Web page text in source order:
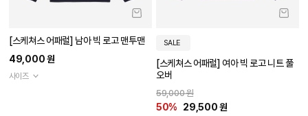
[스케쳐스 어패럴] 남아 빅 로고 맨투맨
49,000 원
사이즈
SALE
[스케쳐스 어패럴] 여아 빅 로고 니트 풀
오버
59,000 원
50% 29,500 원